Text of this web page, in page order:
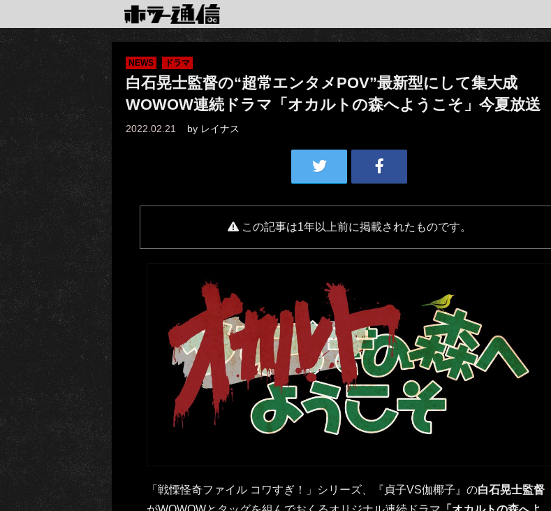
NEWS ドラマ
白石晃士監督の“超常エンタメPOV”最新型にして集大成
WOWOW連続ドラマ「オカルトの森へようこそ」今夏放送
2022.02.21 by レイナス
この記事は1年以上前に掲載されたものです。
「戦慄怪奇ファイル コワすぎ！」シリーズ、『貞子VS伽椰子』の白石晃士監督